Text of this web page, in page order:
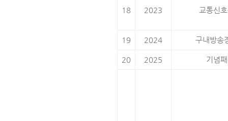
18 2023 교통신
19 2024 구내방송
20 2025 기념패